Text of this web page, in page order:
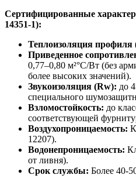
Сертифицированные
14351-1):
Теплоизоляция профиля
Приведенное
0,77–0,80 м²°C/Вт (без
более высоких значений).
Звукоизоляция (Rw): до
специального
Взломостойкость: до
соответствующей
Воздухопроницаемость:
12207).
Водонепроницаемость:
от ливня).
Срок службы: Более 40-